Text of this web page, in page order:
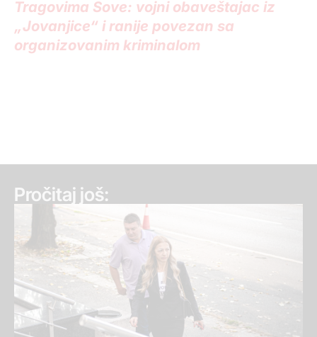
Tragovima Sove: vojni obaveštajac iz
„Jovanjice“ i ranije povezan sa
organizovanim kriminalom
Pročitaj još: